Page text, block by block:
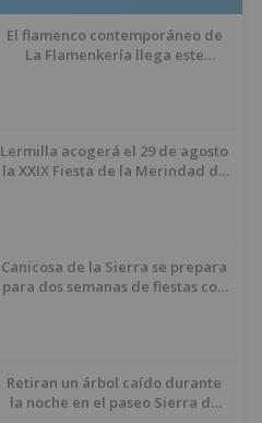
El flamenco contemporáneo de
La Flamenkería llega este
Lermilla acogerá el 29 de agosto
la XXIX Fiesta de la Merindad de
Canicosa de la Sierra se prepara
para dos semanas de fiestas con
Retiran un árbol caído durante
la noche en el paseo Sierra de